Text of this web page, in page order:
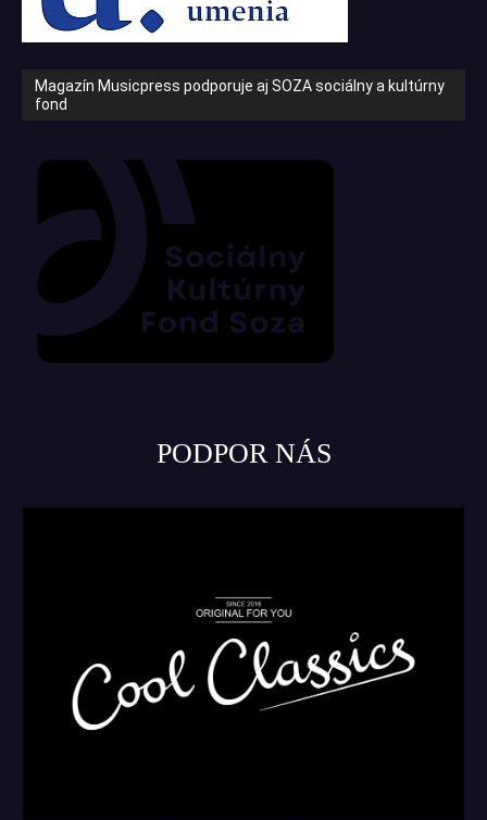
Magazín Musicpress podporuje aj SOZA sociálny a kultúrny
fond
PODPOR NÁS